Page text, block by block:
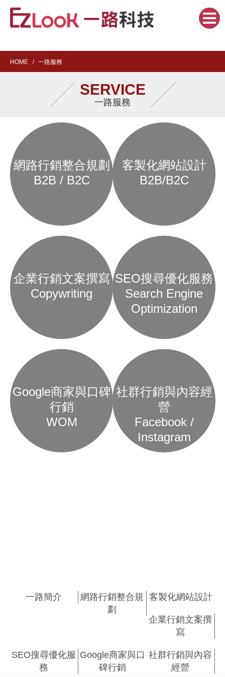
HOME 一路服務
SERVICE
一路服務
網路行銷整合規劃
B2B / B2C
客製化網站設計
B2B/B2C
企業行銷文案撰寫
Copywriting
SEO搜尋優化服務
Search Engine
Optimization
Google商家與口碑
行銷
WOM
社群行銷與內容經
營
Facebook /
Instagram
一路簡介
網路行銷整合規
劃
客製化網站設計
企業行銷文案撰
寫
SEO搜尋優化服
務
Google商家與口
碑行銷
社群行銷與內容
經營